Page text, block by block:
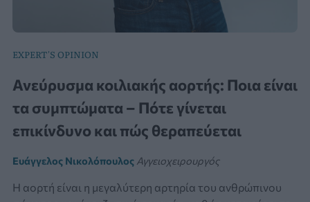
EXPERT'S OPINION
Ανεύρυσμα κοιλιακής αορτής: Ποια είναι
τα συμπτώματα – Πότε γίνεται
επικίνδυνο και πώς θεραπεύεται
Ευάγγελος Νικολόπουλος Αγγειοχειρουργός
Η αορτή είναι η μεγαλύτερη αρτηρία του ανθρώπινου